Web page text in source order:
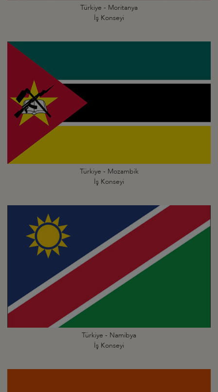
Türkiye - Moritanya
İş Konseyi
Türkiye - Mozambik
İş Konseyi
Türkiye - Namibya
İş Konseyi